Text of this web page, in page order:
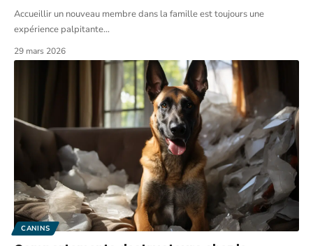
Accueillir un nouveau membre dans la famille est toujours une
expérience palpitante…
29 mars 2026
CANINS